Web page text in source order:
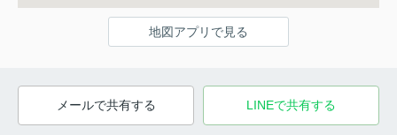
地図アプリで見る
メールで共有する LINEで共有する